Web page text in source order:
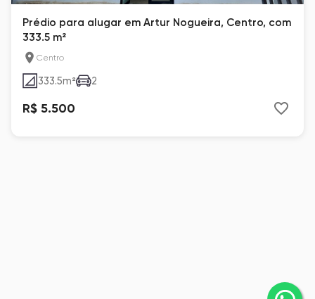
Prédio para alugar em Artur Nogueira, Centro, com
333.5 m²
Centro
333.5m² 2
R$ 5.500